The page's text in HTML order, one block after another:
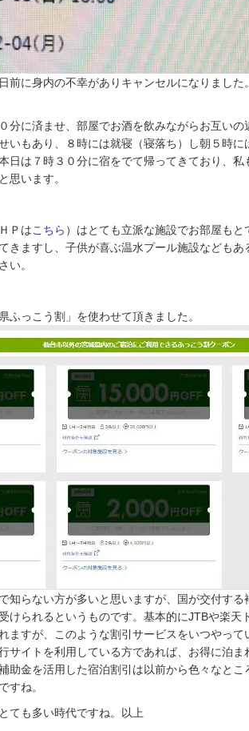
前に身内の不幸がありキャンセルになりまし
分に済ませ、部屋でお酒を飲みながらお互い
いもあり、８時には就寝（寝落ち）し朝５時
日は７時３０分に宿をでて帰ってきており、私
思います。
Ｐはこちら ）はとても立派な施設でお部屋も
きますし、子供が喜ぶ温水プール施設なども
い。
ふっこう割」を使わせて頂きました。
知らない方が多いと思いますが、国が交付す
けられるというものです。基本的にJTBや楽天
ますが、このような割引サービスをいつやっ
サイトを利用している方であれば、お得に泊
助金を活用した宿泊割引は以前から色々なと
すね。
ても多い時代ですね。以上